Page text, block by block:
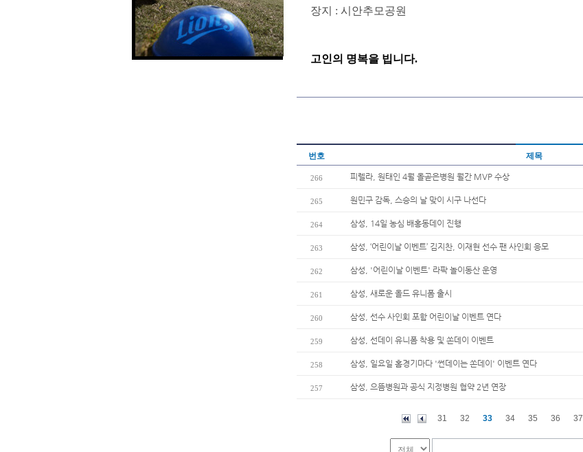
장지 : 시안추모공원
고인의 명복을 빕니다.
번호 제목
266 피렐라, 원태인 4월 올곧은병원 월간 MVP 수상
265 원민구 감독, 스승의 날 맞이 시구 나선다
264 삼성, 14일 농심 배홍동데이 진행
263 삼성, ‘어린이날 이벤트’ 김지찬, 이재현 선수 팬 사인회 응모
262 삼성, '어린이날 이벤트' 라팍 놀이동산 운영
261 삼성, 새로운 올드 유니폼 출시
260 삼성, 선수 사인회 포함 어린이날 이벤트 연다
259 삼성, 선데이 유니폼 착용 및 쏜데이 이벤트
258 삼성, 일요일 홈경기마다 '썬데이는 쏜데이' 이벤트 연다
257 삼성, 으뜸병원과 공식 지정병원 협약 2년 연장
31 32 33 34 35 36 37